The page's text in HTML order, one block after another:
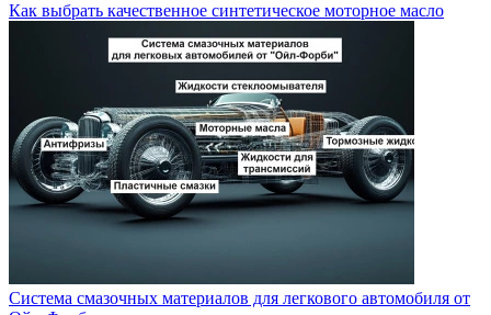
Как выбрать качественное синтетическое моторное масло
Система смазочных материалов для легкового автомобиля от